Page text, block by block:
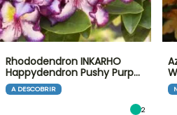
Rhododendron INKARHO
Happydendron Pushy Purp…
A DESCOBRIR
2